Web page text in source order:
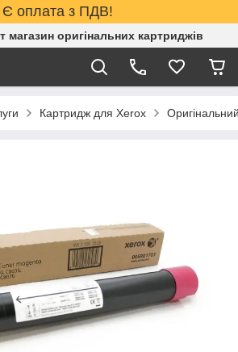
Є оплата з ПДВ!
магазин оригінальних картриджів
Картридж для Xerox